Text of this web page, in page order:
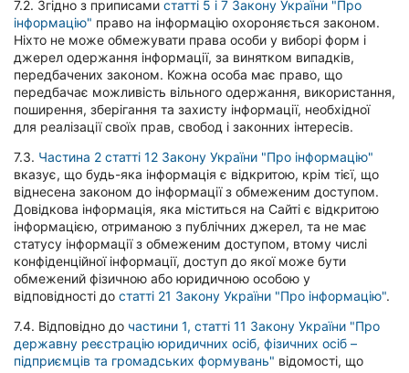
7.2. Згідно з приписами статті 5 і 7 Закону України "Про
інформацію" право на інформацію охороняється законом.
Ніхто не може обмежувати права особи у виборі форм і
джерел одержання інформації, за винятком випадків,
передбачених законом. Кожна особа має право, що
передбачає можливість вільного одержання, використання,
поширення, зберігання та захисту інформації, необхідної
для реалізації своїх прав, свобод і законних інтересів.
7.3. Частина 2 статті 12 Закону України "Про інформацію"
вказує, що будь-яка інформація є відкритою, крім тієї, що
віднесена законом до інформації з обмеженим доступом.
Довідкова інформація, яка міститься на Сайті є відкритою
інформацією, отриманою з публічних джерел, та не має
статусу інформації з обмеженим доступом, втому числі
конфіденційної інформації, доступ до якої може бути
обмежений фізичною або юридичною особою у
відповідності до статті 21 Закону України "Про інформацію".
7.4. Відповідно до частини 1, статті 11 Закону України "Про
державну реєстрацію юридичних осіб, фізичних осіб –
підприємців та громадських формувань" відомості, що